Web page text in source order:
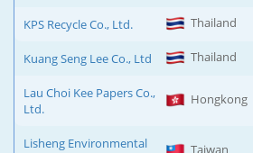
KPS Recycle Co., Ltd. Thailand
Kuang Seng Lee Co., Ltd Thailand
Lau Choi Kee Papers Co.,
Ltd.
Hongkong
Lisheng Environmental
Taiwan